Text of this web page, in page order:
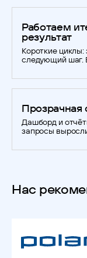
Работаем
результат
Короткие
следующий шаг.
Прозрачная
Дашборд и
запросы
Нас